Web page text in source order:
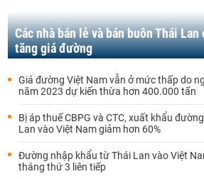
Các nhà bán lẻ và bán buôn Thái Lan
tăng giá đường
Giá đường Việt Nam vẫn ở mức thấp do
năm 2023 dự kiến thừa hơn 400.000 tấn
Bị áp thuế CBPG và CTC, xuất khẩu
Lan vào Việt Nam giảm hơn 60%
Đường nhập khẩu từ Thái Lan vào Việt
tháng thứ 3 liên tiếp